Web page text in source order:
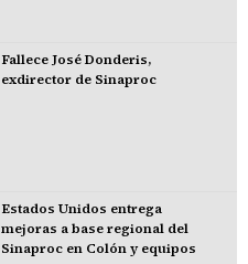
Fallece José Donderis,
exdirector de Sinaproc
Estados Unidos entrega
mejoras a base regional del
Sinaproc en Colón y equipos